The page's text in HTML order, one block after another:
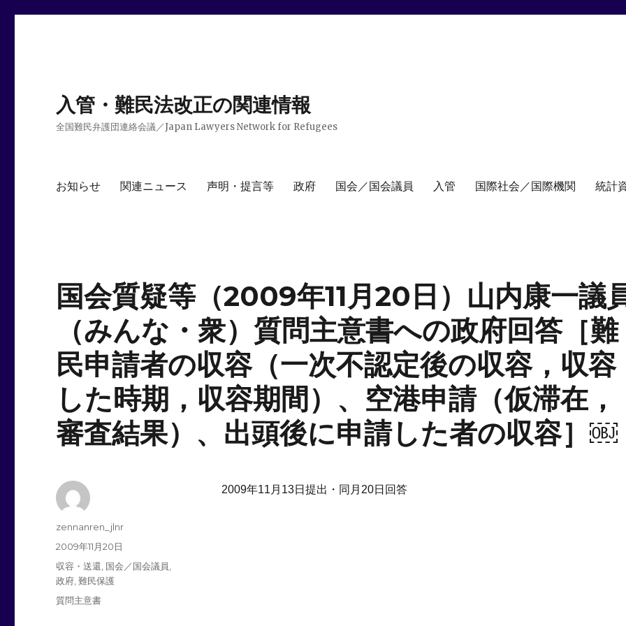
入管・難民法改正の関連情報
全国難民弁護団連絡会議／Japan Lawyers Network for Refugees
お知らせ 関連ニュース 声明・提言等 政府 国会／国会議員 入管 国際社会／国際機関 統計
国会質疑等（2009年11月20日）山内康一議
（みんな・衆）質問主意書への政府回答［難
民申請者の収容（一次不認定後の収容，収容
した時期，収容期間）、空港申請（仮滞在，
審査結果）、出頭後に申請した者の収容］￼
2009年11月13日提出・同月20日回答
投
zennanren_jlnr
投
稿
日:
2009年11月20日
カ
テ
ゴ
収容・送還 国会／国会議員
政府 ,難民保護
タ
質問主意書